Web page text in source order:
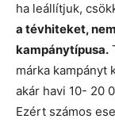
ha leállítjuk,
a tévhiteket,
kampánytípusa.
márka kampányt
akár havi 10- 20
Ezért számos